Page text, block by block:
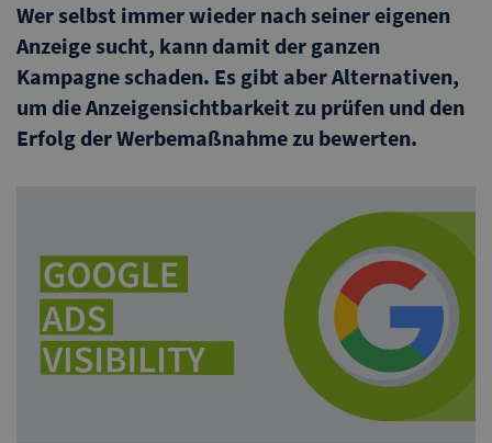
Wer selbst immer wieder nach seiner eigenen
Anzeige sucht, kann damit der ganzen
Kampagne schaden. Es gibt aber Alternativen,
um die Anzeigensichtbarkeit zu prüfen und den
Erfolg der Werbemaßnahme zu bewerten.